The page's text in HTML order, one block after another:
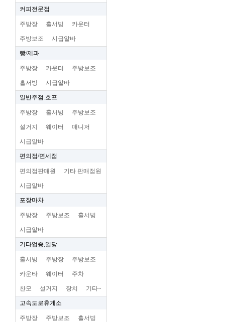
커피전문점
주방장 홀서빙 카운터
주방보조 시급알바
빵/제과
주방장 카운터 주방보조
홀서빙 시급알바
일반주점.호프
주방장 홀서빙 주방보조
설거지 웨이터 매니저
시급알바
편의점/면세점
편의점판매원 기타 판매점원
시급알바
포장마차
주방장 주방보조 홀서빙
시급알바
기타업종,일당
홀서빙 주방장 주방보조
카운타 웨이터 주차
찬모 설거지 장치 기타~
고속도로휴게소
주방장 주방보조 홀서빙